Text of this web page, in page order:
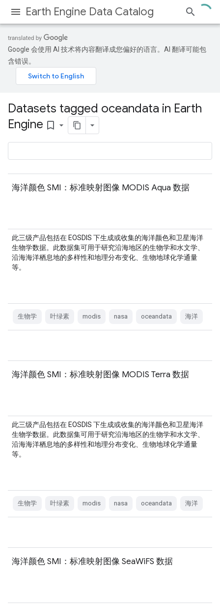
Earth Engine Data Catalog
Google 会使用 AI 技术将内容翻译成您偏好的语言。AI 翻译可能包
含错误。
Datasets tagged oceandata in Earth
Engine bookmark_border
海洋颜色 SMI：标准映射图像 MODIS Aqua 数据
此三级产品包括在 EOSDIS 下生成或收集的海洋颜色和卫星海洋
生物学数据。此数据集可用于研究沿海地区的生物学和水文学、
沿海海洋栖息地的多样性和地理分布变化、生物地球化学通量
等。
生物学 叶绿素 modis nasa oceandata 海洋
海洋颜色 SMI：标准映射图像 MODIS Terra 数据
此三级产品包括在 EOSDIS 下生成或收集的海洋颜色和卫星海洋
生物学数据。此数据集可用于研究沿海地区的生物学和水文学、
沿海海洋栖息地的多样性和地理分布变化、生物地球化学通量
等。
生物学 叶绿素 modis nasa oceandata 海洋
海洋颜色 SMI：标准映射图像 SeaWiFS 数据